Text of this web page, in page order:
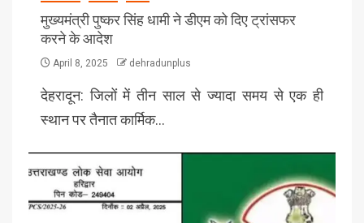
मुख्यमंत्री पुष्कर सिंह धामी ने डीएम को दिए ट्रांसफर
करने के आदेश
April 8, 2025 dehradunplus
देहरादून: जिलों में तीन साल से ज्यादा समय से एक ही
स्थान पर तैनात कार्मिक…